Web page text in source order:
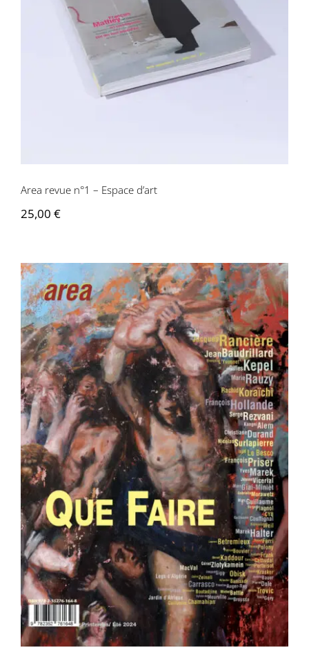
Area revue n°1 – Espace d’art
Area revue n°1 – Espace d’art
25,00 €
Area revue n°37 – Que faire